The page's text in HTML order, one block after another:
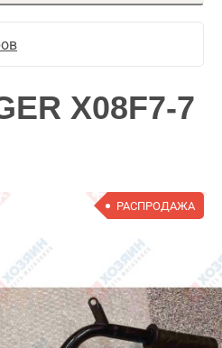
X08F7-7
РАСПРОДАЖА